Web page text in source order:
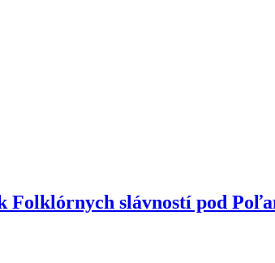
Folklórnych slávností pod